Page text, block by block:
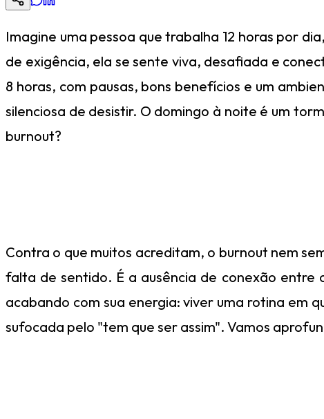
Imagine uma pessoa que trabalha 12 horas por
de exigência, ela se sente viva, desafiada e
8 horas, com pausas, bons benefícios e um
silenciosa de desistir. O domingo à noite é um
burnout?
Contra o que muitos acreditam, o burnout nem
falta de sentido. É a ausência de conexão
acabando com sua energia: viver uma rotina em
sufocada pelo "tem que ser assim". Vamos